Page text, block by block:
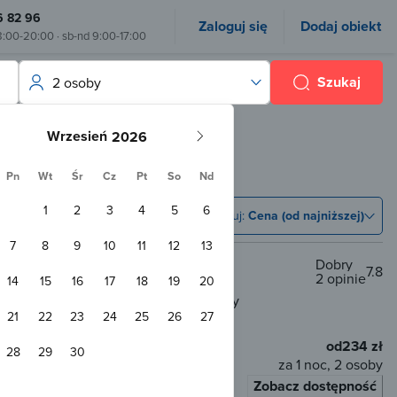
82 96
20:00 · sb-nd 9:00-17:00 Zaloguj się Dodaj obiekt
Wrzesień
Pn Wt Śr Cz Pt So Nd
1 2 3 4 5
6
7
8 9 10 11 12
13
14
15 16 17 18 19
20
21
22 23 24 25 26
27
28
29 30
2 osoby Szukaj
101 obiekt
Sortuj: Cena (od najniższej)
Morska
700 m od plaży
7.8
Dobry
2 opinie
Przyjazny zwierzętom
WiFi
od234 zł
za 1 noc, 2 osoby
Zobacz dostępność